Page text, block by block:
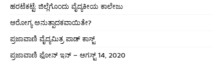
ಹರಟೆಕಟ್ಟೆ: ಜಿಲ್ಲೆಗೊಂದು ವೈದ್ಯಕೀಯ ಕಾಲೇಜು
ಆರೋಗ್ಯ ಅನುತ್ಪಾದಕವಾಯಿತೇ?
ಪ್ರಜಾವಾಣಿ ವೈದ್ಯಮಿತ್ರ ಪಾಡ್ ಕಾಸ್ಟ್
ಪ್ರಜಾವಾಣಿ ಫೋನ್ ಇನ್ – ಆಗಸ್ಟ್ 14, 2020